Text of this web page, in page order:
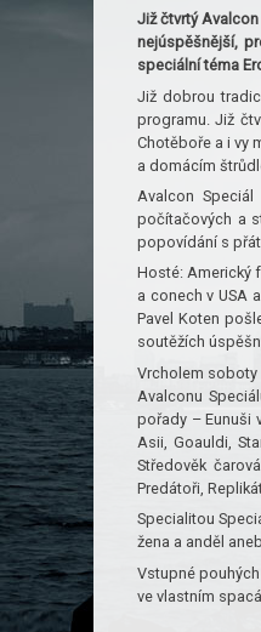
Již čtvrtý
nejúspěšnější,
speciální téma
Již dobrou
programu. Již
Chotěboře a i vy
a domácím
Avalcon
počítačových a
popovídání s
Hosté: Americký
a conech v USA
Pavel Koten
soutěžích
Vrcholem soboty
Avalconu
pořady – Eunuši
Asii, Goauldi,
Středověk
Predátoři,
Specialitou
žena a anděl
Vstupné
ve vlastním